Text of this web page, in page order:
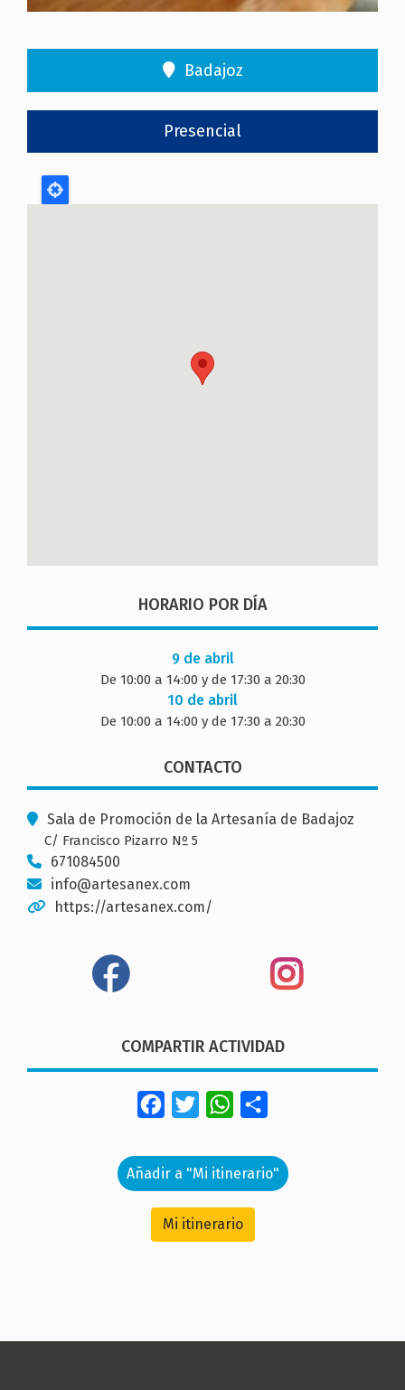
Badajoz
Presencial
HORARIO POR DÍA
9 de abril
De 10:00 a 14:00 y de 17:30 a 20:30
10 de abril
De 10:00 a 14:00 y de 17:30 a 20:30
CONTACTO
Sala de Promoción de la Artesanía de Badajoz
C/ Francisco Pizarro Nº 5
671084500
info@artesanex.com
https://artesanex.com/
COMPARTIR ACTIVIDAD
FacebookTwitterWhatsApp
Añadir a "Mi itinerario"
Mi itinerario